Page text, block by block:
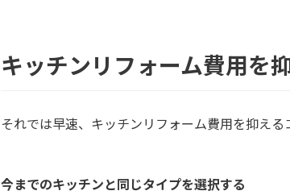
キッチンリフォーム費用を
それでは早速、キッチンリフォーム費用を抑える
今までのキッチンと同じタイプを選択する